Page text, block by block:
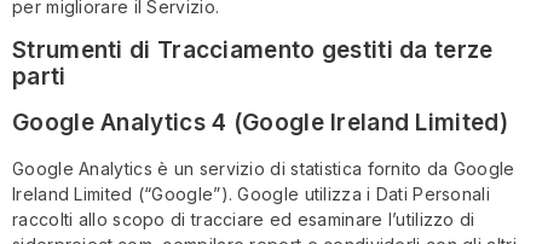
per migliorare il Servizio.
Strumenti di Tracciamento gestiti da terze
parti
Google Analytics 4 (Google Ireland Limited)
Google Analytics è un servizio di statistica fornito da Google
Ireland Limited (“Google”). Google utilizza i Dati Personali
raccolti allo scopo di tracciare ed esaminare l’utilizzo di